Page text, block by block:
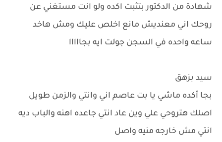
شهادة من الدكتور بتثبت اكده ولو انت مستغني عن
روحك اني معنديش مانع اخلص عليك ومش هاخد
ساعه واحده في السجن جولت ايه بجااااا
سيد بزهق
بجا أكده ماشي يا بت عاصم اني وانتي والزمن طويل
اصلك هتروحي علي وين عاد انتي جاعده اهنه والباب ديه
انتي مش خارجه منيه واصل